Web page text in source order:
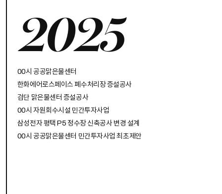
2025
00시 공공맑은물센터
한화에어로스페이스 폐수처리장 증설공사
검단 맑은물센터 증설공사
00시 자원회수시설 민간투자사업
삼성전자 평택 P5 정수장 신축공사 변경 설계
00시 공공맑은물센터 민간투자사업 최초제안